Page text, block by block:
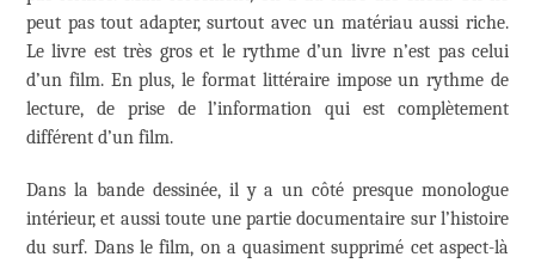
peut pas tout adapter, surtout avec un matériau aussi riche.
Le livre est très gros et le rythme d’un livre n’est pas celui
d’un film. En plus, le format littéraire impose un rythme de
lecture, de prise de l’information qui est complètement
différent d’un film.
Dans la bande dessinée, il y a un côté presque monologue
intérieur, et aussi toute une partie documentaire sur l’histoire
du surf. Dans le film, on a quasiment supprimé cet aspect-là